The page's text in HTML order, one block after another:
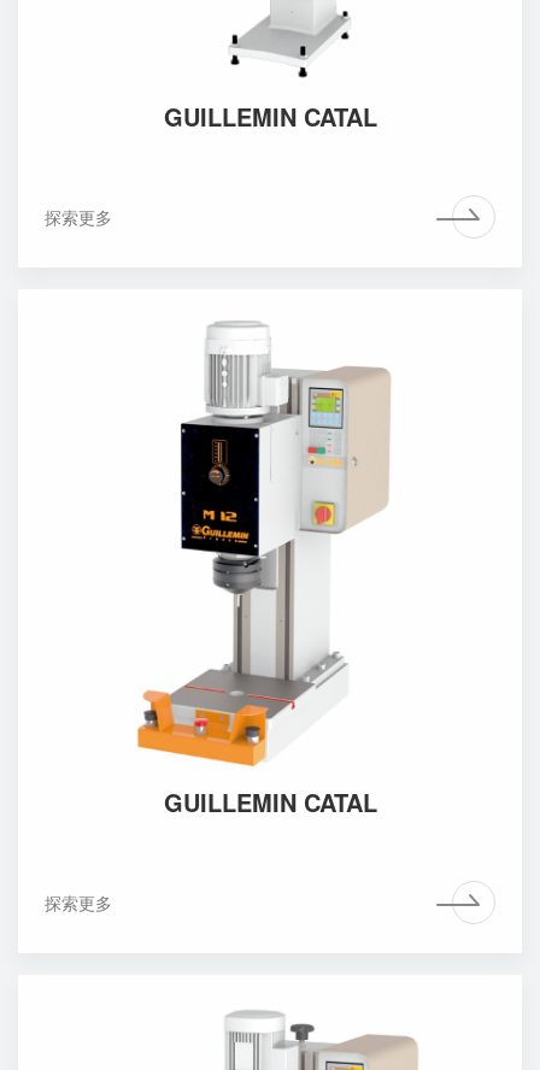
GUILLEMIN CATAL
探索更多
GUILLEMIN CATAL
探索更多